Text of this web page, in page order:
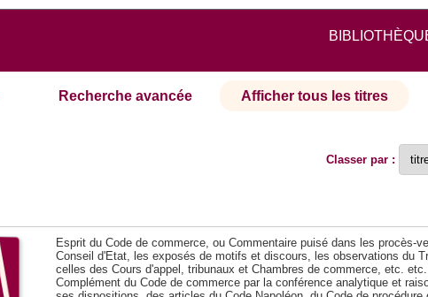
Recherche avancée Afficher tous les titres
Classer par :
Esprit du Code de commerce, ou Commentaire puisé dans les procès-
Conseil d'Etat, les exposés de motifs et discours, les observations du
celles des Cours d'appel, tribunaux et Chambres de commerce, etc.
Complément du Code de commerce par la conférence analytique et